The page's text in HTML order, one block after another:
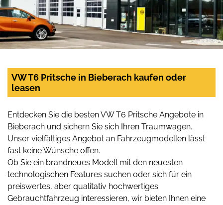
VW T6 Pritsche in Bieberach kaufen oder
leasen
Entdecken Sie die besten VW T6 Pritsche Angebote in
Bieberach und sichern Sie sich Ihren Traumwagen.
Unser vielfältiges Angebot an Fahrzeugmodellen lässt
fast keine Wünsche offen.
Ob Sie ein brandneues Modell mit den neuesten
technologischen Features suchen oder sich für ein
preiswertes, aber qualitativ hochwertiges
Gebrauchtfahrzeug interessieren, wir bieten Ihnen eine